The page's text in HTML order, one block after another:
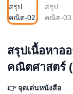
ติดต่อเรา
สรุปเนื้อหาอ
คณิตศาสตร์
👉 จุดเด่นหนังสือ